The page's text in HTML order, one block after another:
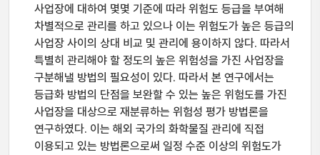
사업장에 대하여 몇몇 기준에 따라 위험도 등급을 부여해
차별적으로 관리를 하고 있으나 이는 위험도가 높은 등급의
사업장 사이의 상대 비교 및 관리에 용이하지 않다. 따라서
특별히 관리해야 할 정도의 높은 위험성을 가진 사업장을
구분해낼 방법의 필요성이 있다. 따라서 본 연구에서는
등급화 방법의 단점을 보완할 수 있는 높은 위험도를 가진
사업장을 대상으로 재분류하는 위험성 평가 방법론을
연구하였다. 이는 해외 국가의 화학물질 관리에 직접
이용되고 있는 방법론으로써 일정 수준 이상의 위험도가